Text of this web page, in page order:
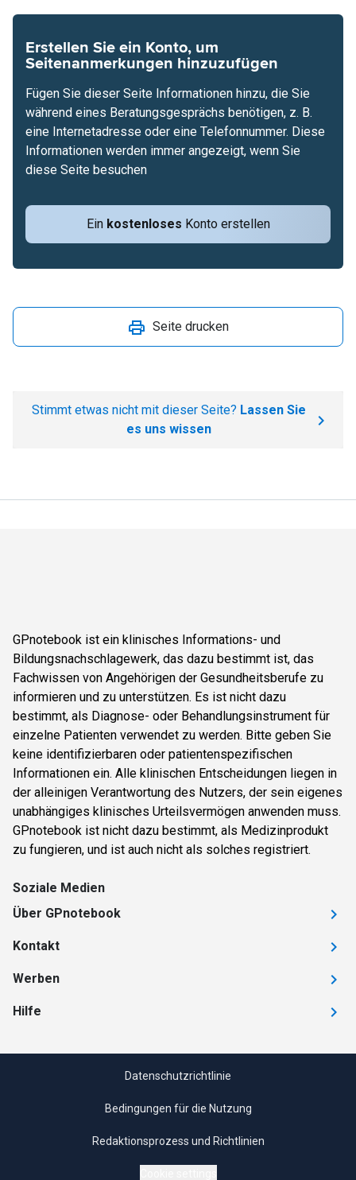
Erstellen Sie ein Konto, um
Seitenanmerkungen hinzuzufügen
Ein kostenloses Konto erstellen
Fügen Sie dieser Seite Informationen hinzu, die Sie
während eines Beratungsgesprächs benötigen, z. B.
eine Internetadresse oder eine Telefonnummer. Diese
Informationen werden immer angezeigt, wenn Sie
diese Seite besuchen
Seite drucken
Stimmt etwas nicht mit dieser Seite? Lassen Sie
es uns wissen
GPnotebook ist ein klinisches Informations- und
Bildungsnachschlagewerk, das dazu bestimmt ist, das
Fachwissen von Angehörigen der Gesundheitsberufe zu
informieren und zu unterstützen. Es ist nicht dazu
bestimmt, als Diagnose- oder Behandlungsinstrument für
einzelne Patienten verwendet zu werden. Bitte geben Sie
keine identifizierbaren oder patientenspezifischen
Informationen ein. Alle klinischen Entscheidungen liegen in
der alleinigen Verantwortung des Nutzers, der sein eigenes
unabhängiges klinisches Urteilsvermögen anwenden muss.
GPnotebook ist nicht dazu bestimmt, als Medizinprodukt
zu fungieren, und ist auch nicht als solches registriert.
Soziale Medien
Über GPnotebook
Kontakt
Werben
Hilfe
Datenschutzrichtlinie
Bedingungen für die Nutzung
Redaktionsprozess und Richtlinien